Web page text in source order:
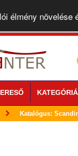
élmény növelése
Katalógus: